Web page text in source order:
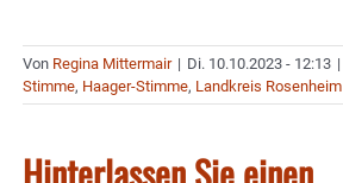
Von Regina Mittermair | Di. 10.10.2023 - 12:13 |
Stimme, Haager-Stimme, Landkreis Rosenheim